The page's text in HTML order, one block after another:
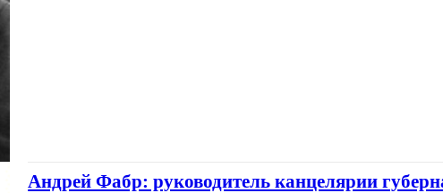
Андрей Фабр: руководитель канцелярии